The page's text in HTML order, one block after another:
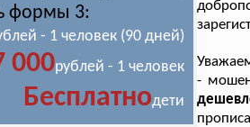
формы 3:
- 1 человек (90 дней)
000рублей - 1 человек
Бесплатнодети
-